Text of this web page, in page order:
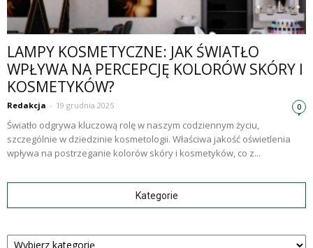
LAMPY KOSMETYCZNE: JAK ŚWIATŁO
WPŁYWA NA PERCEPCJĘ KOLORÓW SKÓRY I
KOSMETYKÓW?
Redakcja - 19 grudnia 2025 0
Światło odgrywa kluczową rolę w naszym codziennym życiu,
szczególnie w dziedzinie kosmetologii. Właściwa jakość oświetlenia
wpływa na postrzeganie kolorów skóry i kosmetyków, co z...
Kategorie
Kategorie